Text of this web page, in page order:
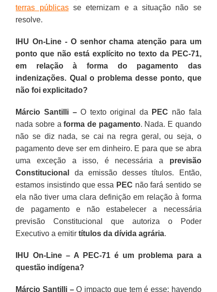
terras públicasse eternizam e a situação não se
resolve.
IHU On-Line - O senhor chama atenção para um
ponto que não está explícito no texto da PEC-71,
em relação à forma do pagamento das
indenizações. Qual o problema desse ponto, que
não foi explicitado?
Márcio Santilli –O texto original da PEC não fala
nada sobre aforma de pagamento. Nada. E quando
não se diz nada, se cai na regra geral, ou seja, o
pagamento deve ser em dinheiro. E para que se abra
uma exceção a isso, é necessária a previsão
Constitucional
da emissão desses títulos. Então,
estamos insistindo que essa PEC não fará sentido se
ela não tiver uma clara definição em relação à forma
de pagamento e não estabelecer a necessária
previsão Constitucional que autoriza o Poder
Executivo a emitirtítulos da dívida agrária.
IHU On-Line – A PEC-71 é um problema para a
questão indígena?
Márcio Santilli –O impacto que tem é esse: havendo